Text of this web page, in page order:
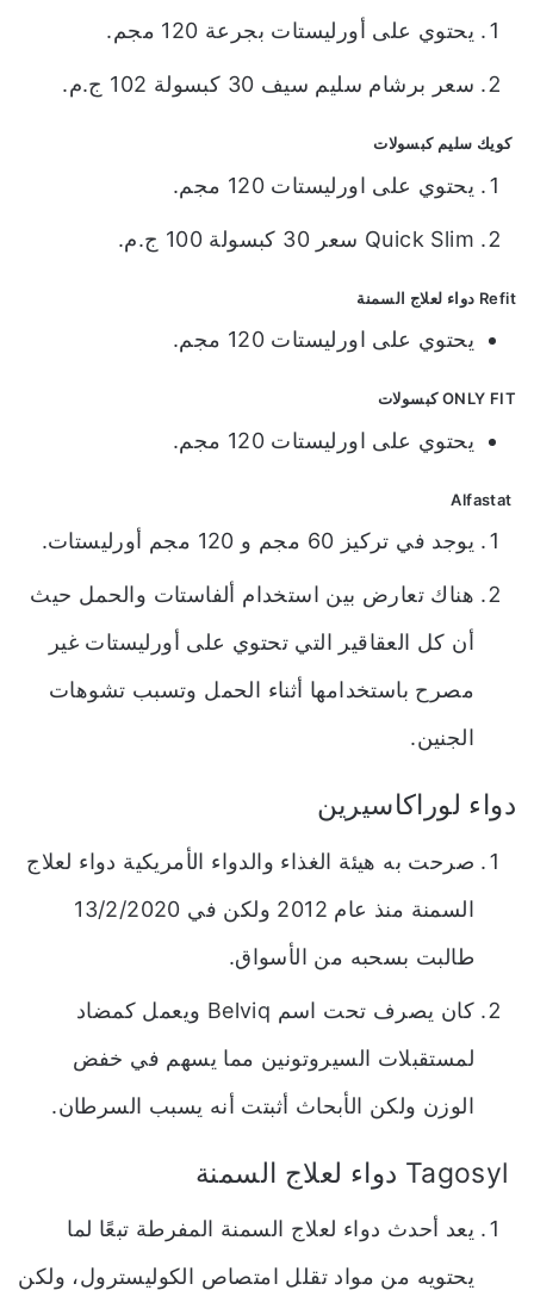
يحتوي على أورليستات بجرعة 120 مجم.
سعر برشام سليم سيف 30 كبسولة 102 ج.م.
كويك سليم كبسولات
يحتوي على اورليستات 120 مجم.
Quick Slim سعر 30 كبسولة 100 ج.م.
Refit دواء لعلاج السمنة
يحتوي على اورليستات 120 مجم.
ONLY FIT كبسولات
يحتوي على اورليستات 120 مجم.
يوجد في تركيز 60 مجم و 120 مجم أورليستات.
هناك تعارض بين استخدام ألفاستات والحمل حيث
أن كل العقاقير التي تحتوي على أورليستات غير
مصرح باستخدامها أثناء الحمل وتسبب تشوهات
الجنين.
دواء لوراكاسيرين
صرحت به هيئة الغذاء والدواء الأمريكية دواء لعلاج
السمنة منذ عام 2012 ولكن في 13/2/2020
طالبت بسحبه من الأسواق.
كان يصرف تحت اسم Belviq ويعمل كمضاد
لمستقبلات السيروتونين مما يسهم في خفض
الوزن ولكن الأبحاث أثبتت أنه يسبب السرطان.
يعد أحدث دواء لعلاج السمنة المفرطة تبعًا لما
يحتويه من مواد تقلل امتصاص الكوليسترول، ولكن